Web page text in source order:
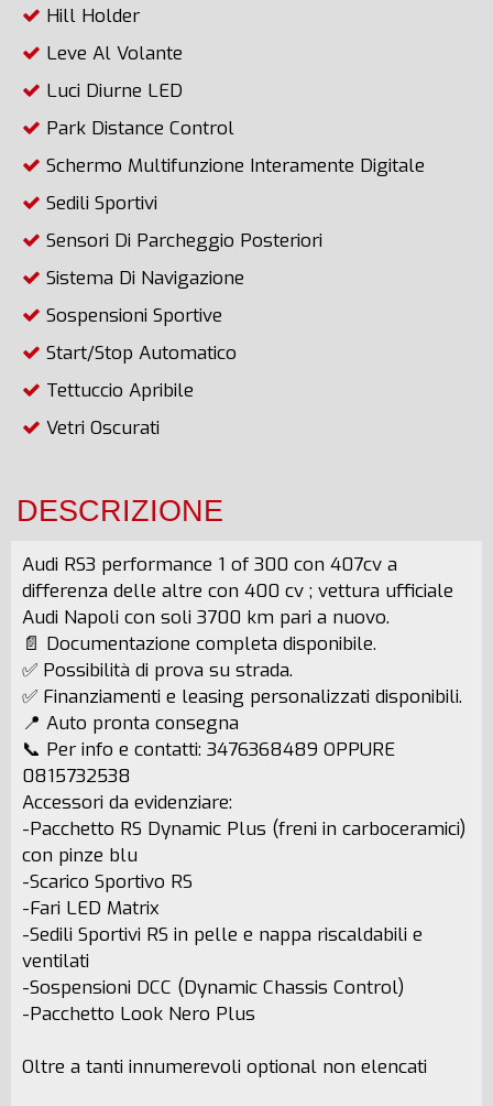
Hill Holder
Leve Al Volante
Luci Diurne LED
Park Distance Control
Schermo Multifunzione Interamente Digitale
Sedili Sportivi
Sensori Di Parcheggio Posteriori
Sistema Di Navigazione
Sospensioni Sportive
Start/Stop Automatico
Tettuccio Apribile
Vetri Oscurati
DESCRIZIONE
Audi RS3 performance 1 of 300 con 407cv a
differenza delle altre con 400 cv ; vettura ufficiale
Audi Napoli con soli 3700 km pari a nuovo.
📄 Documentazione completa disponibile.
✅ Possibilità di prova su strada.
✅ Finanziamenti e leasing personalizzati disponibili.
📍 Auto pronta consegna
📞 Per info e contatti: 3476368489 OPPURE
0815732538
Accessori da evidenziare:
-Pacchetto RS Dynamic Plus (freni in carboceramici)
con pinze blu
-Scarico Sportivo RS
-Fari LED Matrix
-Sedili Sportivi RS in pelle e nappa riscaldabili e
ventilati
-Sospensioni DCC (Dynamic Chassis Control)
-Pacchetto Look Nero Plus
Oltre a tanti innumerevoli optional non elencati